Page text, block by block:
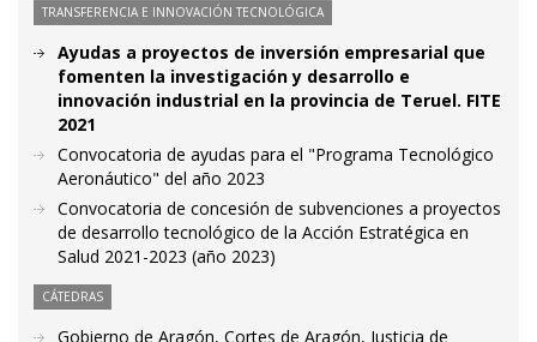
TRANSFERENCIA E INNOVACIÓN TECNOLÓGICA
Ayudas a proyectos de inversión empresarial que
fomenten la investigación y desarrollo e
innovación industrial en la provincia de Teruel. FITE
2021
Convocatoria de ayudas para el "Programa Tecnológico
Aeronáutico" del año 2023
Convocatoria de concesión de subvenciones a proyectos
de desarrollo tecnológico de la Acción Estratégica en
Salud 2021-2023 (año 2023)
CÁTEDRAS
Gobierno de Aragón, Cortes de Aragón, Justicia de